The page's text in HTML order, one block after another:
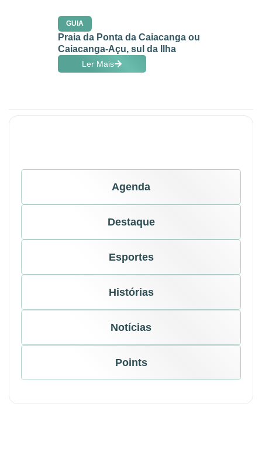
GUIA
Praia da Ponta da Caiacanga ou
Caiacanga-Açu, sul da Ilha
Ler Mais
Agenda
Destaque
Esportes
Histórias
Notícias
Points